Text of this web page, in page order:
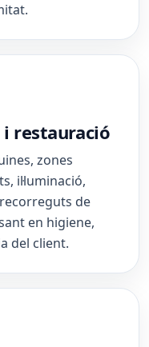
restauració
zones
il·luminació,
de
en higiene,
del client.